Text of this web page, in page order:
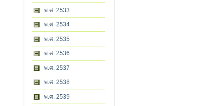
พ.ศ. 2533
พ.ศ. 2534
พ.ศ. 2535
พ.ศ. 2536
พ.ศ. 2537
พ.ศ. 2538
พ.ศ. 2539